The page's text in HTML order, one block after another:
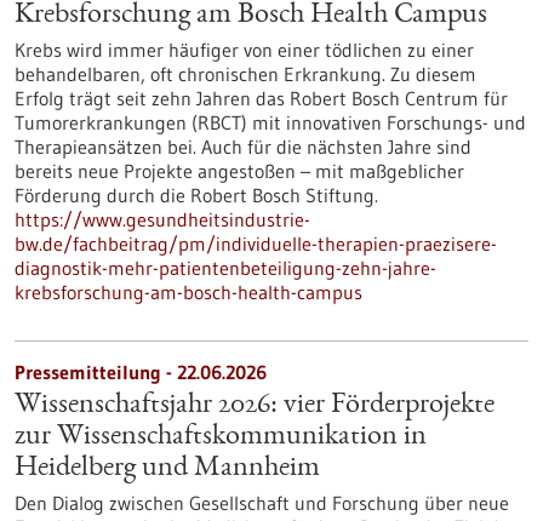
Krebsforschung am Bosch Health Campus
Krebs wird immer häufiger von einer tödlichen zu einer
behandelbaren, oft chronischen Erkrankung. Zu diesem
Erfolg trägt seit zehn Jahren das Robert Bosch Centrum für
Tumorerkrankungen (RBCT) mit innovativen Forschungs- und
Therapieansätzen bei. Auch für die nächsten Jahre sind
bereits neue Projekte angestoßen – mit maßgeblicher
Förderung durch die Robert Bosch Stiftung.
https://www.gesundheitsindustrie-
bw.de/fachbeitrag/pm/individuelle-therapien-praezisere-
diagnostik-mehr-patientenbeteiligung-zehn-jahre-
krebsforschung-am-bosch-health-campus
Pressemitteilung - 22.06.2026
Wissenschaftsjahr 2026: vier Förderprojekte
zur Wissenschaftskommunikation in
Heidelberg und Mannheim
Den Dialog zwischen Gesellschaft und Forschung über neue